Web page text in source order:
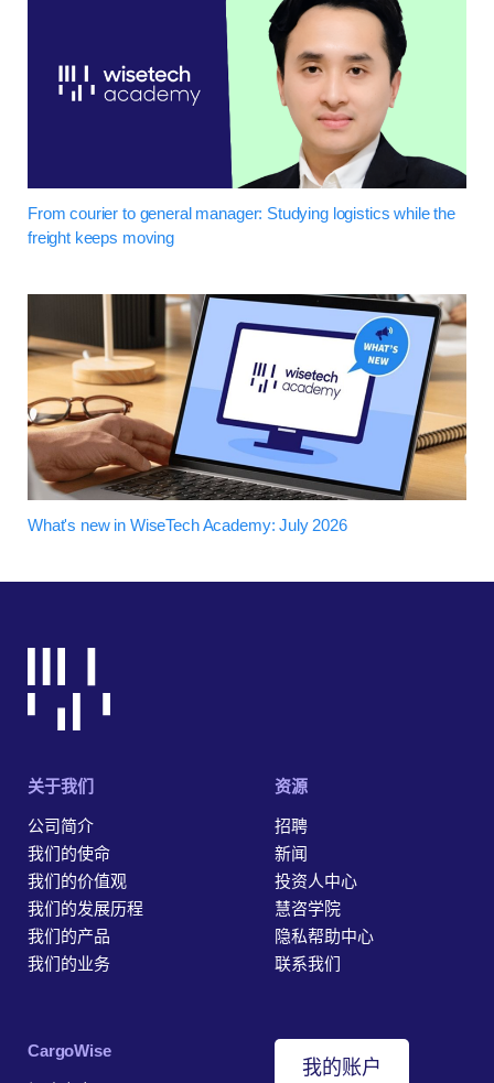
From courier to general manager: Studying logistics while the
freight keeps moving
What's new in WiseTech Academy: July 2026
关于我们
公司简介
我们的使命
我们的价值观
我们的发展历程
我们的产品
我们的业务
资源
招聘
新闻
投资人中心
慧咨学院
隐私帮助中心
联系我们
‎CargoWise
我的账户